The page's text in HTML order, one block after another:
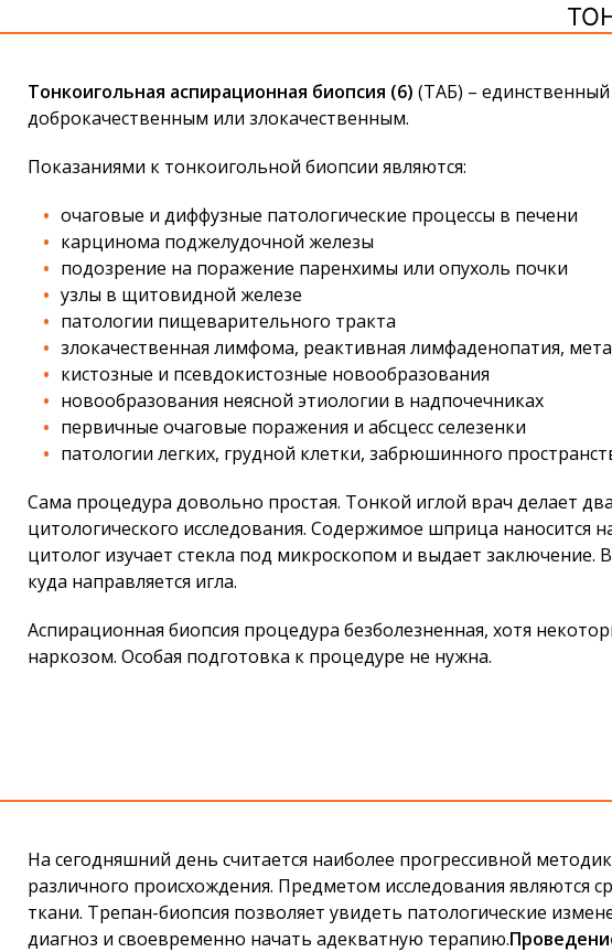
Тонкоигольная аспирационная биопсия (6) (ТАБ) –
доброкачественным или злокачественным.
Показаниями к тонкоигольной биопсии являются:
очаговые и диффузные патологические процессы в печени
карцинома поджелудочной железы
подозрение на поражение паренхимы или опухоль почки
узлы в щитовидной железе
патологии пищеварительного тракта
злокачественная лимфома, реактивная лимфаденопатия,
кистозные и псевдокистозные новообразования
новообразования неясной этиологии в надпочечниках
первичные очаговые поражения и абсцесс селезенки
патологии легких, грудной клетки, забрюшинного
Сама процедура довольно простая. Тонкой иглой врач делает
цитологического исследования. Содержимое шприца наносится
цитолог изучает стекла под микроскопом и выдает
куда направляется игла.
Аспирационная биопсия процедура безболезненная, хотя
наркозом. Особая подготовка к процедуре не нужна.
На сегодняшний день считается наиболее прогрессивной
различного происхождения. Предметом исследования являются
ткани. Трепан-биопсия позволяет увидеть патологические
диагноз и своевременно начать адекватную терапию.